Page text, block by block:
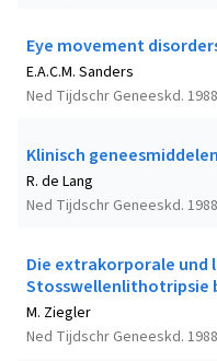
Eye movement
Ned Tijdschr Geneeskd.
E.A.C.M. Sanders
Klinisch
Ned Tijdschr Geneeskd.
R. de Lang
Die extrakorporale und
Stosswellenlithotripsie
Ned Tijdschr Geneeskd.
M. Ziegler